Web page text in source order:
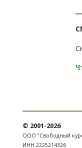
© 2001-2026
ООО “Свободный
ИНН 2225214326